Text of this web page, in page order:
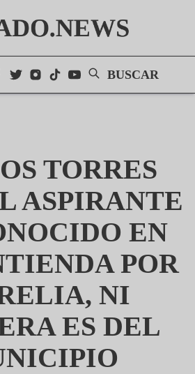
BUSCAR
TORRES
ASPIRANTE
EN
POR
NI
ES DEL